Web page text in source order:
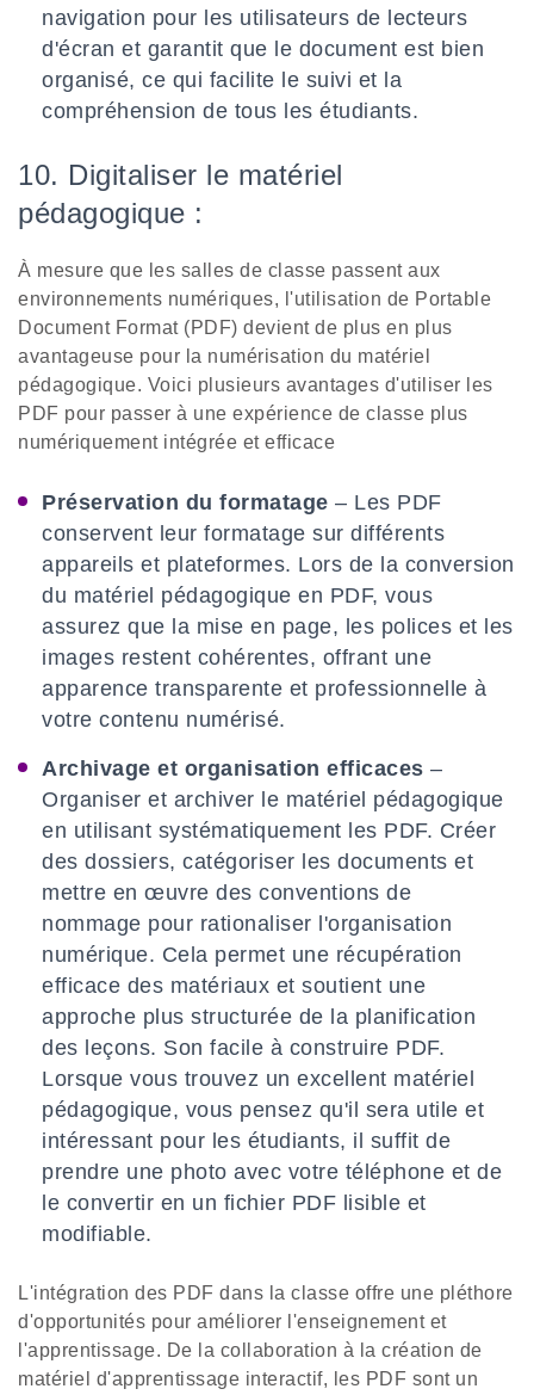
navigation pour les utilisateurs de lecteurs
d'écran et garantit que le document est bien
organisé, ce qui facilite le suivi et la
compréhension de tous les étudiants.
10. Digitaliser le matériel
pédagogique :
À mesure que les salles de classe passent aux
environnements numériques, l'utilisation de Portable
Document Format (PDF) devient de plus en plus
avantageuse pour la numérisation du matériel
pédagogique. Voici plusieurs avantages d'utiliser les
PDF pour passer à une expérience de classe plus
numériquement intégrée et efficace
Préservation du formatage – Les PDF
conservent leur formatage sur différents
appareils et plateformes. Lors de la conversion
du matériel pédagogique en PDF, vous
assurez que la mise en page, les polices et les
images restent cohérentes, offrant une
apparence transparente et professionnelle à
votre contenu numérisé.
Archivage et organisation efficaces –
Organiser et archiver le matériel pédagogique
en utilisant systématiquement les PDF. Créer
des dossiers, catégoriser les documents et
mettre en œuvre des conventions de
nommage pour rationaliser l'organisation
numérique. Cela permet une récupération
efficace des matériaux et soutient une
approche plus structurée de la planification
des leçons. Son facile à construire PDF.
Lorsque vous trouvez un excellent matériel
pédagogique, vous pensez qu'il sera utile et
intéressant pour les étudiants, il suffit de
prendre une photo avec votre téléphone et de
le convertir en un fichier PDF lisible et
modifiable.
L'intégration des PDF dans la classe offre une pléthore
d'opportunités pour améliorer l'enseignement et
l'apprentissage. De la collaboration à la création de
matériel d'apprentissage interactif, les PDF sont un